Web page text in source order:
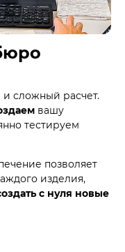
сложный расчет.
вашу
тестируем
позволяет
изделия,
с нуля новые